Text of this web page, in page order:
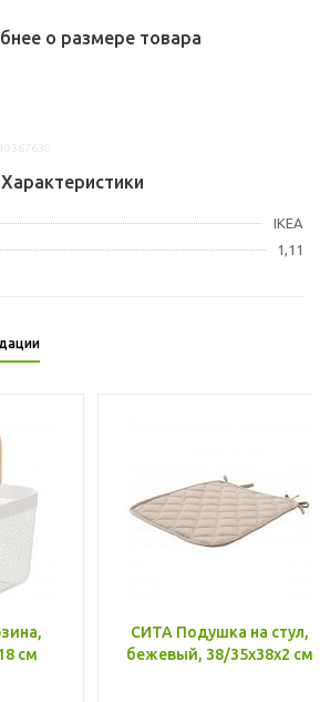
о размере товара
Характеристики
IKEA
1,11
см
СИТА Подушка на стул,
бежевый, 38/35x38x2 см